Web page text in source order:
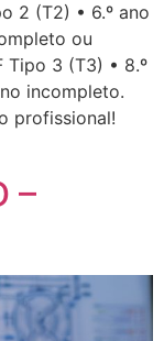
2 (T2) • 6.º ano
ou
Tipo 3 (T3) • 8.º
incompleto.
profissional!
–